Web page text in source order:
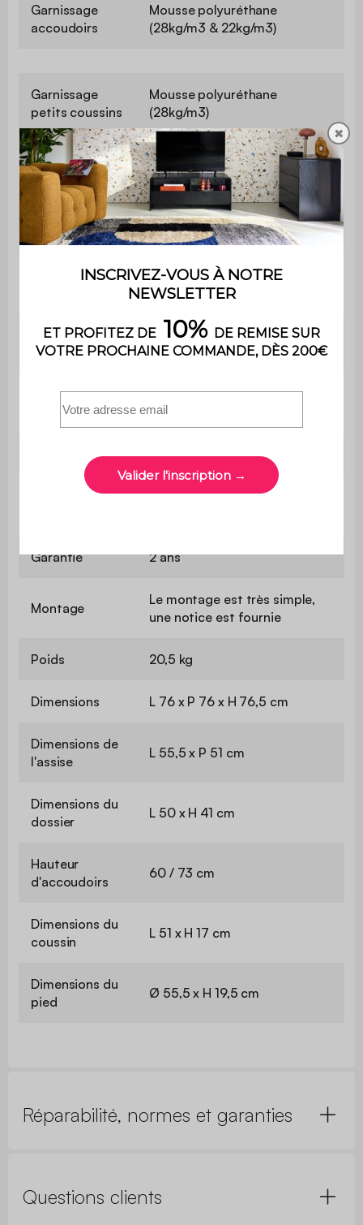
Garnissage
accoudoirs
Mousse polyuréthane
(28kg/m3 & 22kg/m3)
Garnissage
petits coussins
Mousse polyuréthane
(28kg/m3)
Hauteur de la
chaise
76,5 cm
Hauteur
d'assise
42,5 cm
Profondeur
51 cm
Confort de
l'assise
Equilibré
Poids max.
supporté
110 kg
Intérieur
Usage domestique
Garantie 2 ans
Montage
Le montage est très simple,
une notice est fournie
Poids 20,5 kg
Dimensions L 76 x P 76 x H 76,5 cm
Dimensions de
l'assise
L 55,5 x P 51 cm
Dimensions du
dossier
L 50 x H 41 cm
Hauteur
d'accoudoirs
60 / 73 cm
Dimensions du
coussin
L 51 x H 17 cm
Dimensions du
pied
Ø 55,5 x H 19,5 cm
Réparabilité, normes et garanties
Questions clients
✖